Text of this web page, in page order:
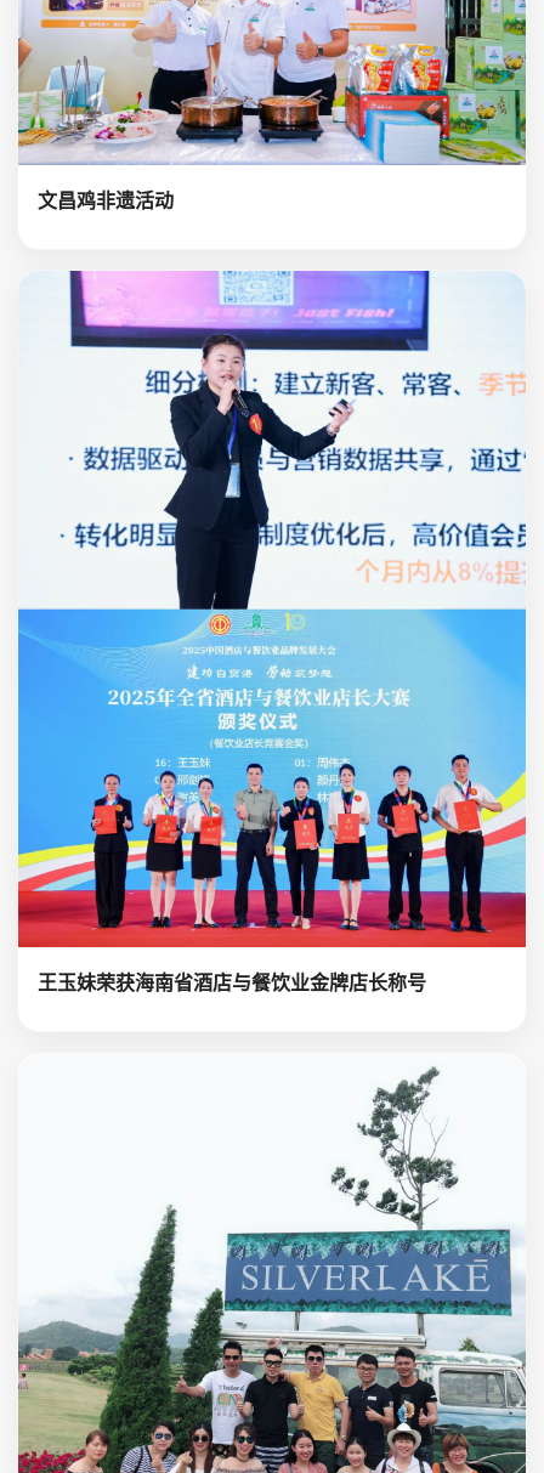
文昌鸡非遗活动
王玉妹荣获海南省酒店与餐饮业金牌店长称号